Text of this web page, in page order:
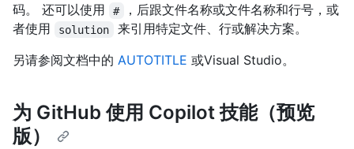
码。 还可以使用
#
，后跟文件名称或文件名称和行号，或
者使用
solution
来引用特定文件、行或解决方案。
另请参阅文档中的 AUTOTITLE 或Visual Studio。
为 GitHub 使用 Copilot 技能（预览
版）